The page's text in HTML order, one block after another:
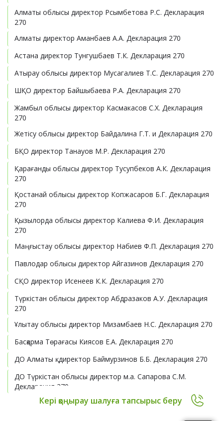
Кері қоңырау шалуға тапсырыс беру
Жеңілдіктер
Жаңалықтар
Мемлекеттік сатып алу
Алматы облысы директор Рсымбетова Р.С. Декларация
270
Алматы директор Аманбаев А.А. Декларация 270
Астана директор Тунгушбаев Т.К. Декларация 270
Атырау облысы директор Мусагалиев Т.С. Декларация 270
ШҚО директор Байшыбаева Р.А. Декларация 270
Жамбыл облысы директор Касмакасов С.Х. Декларация
270
Жетісу облысы директор Байдалина Г.Т. и Декларация 270
БҚО директор Танауов М.Р. Декларация 270
Қарағанды облысы директор Тусупбеков А.К. Декларация
270
Қостанай облысы директор Копжасаров Б.Г. Декларация
270
Қызылорда облысы директор Калиева Ф.И. Декларация
270
Маңғыстау облысы директор Набиев Ф.П. Декларация 270
Павлодар облысы директор Айгазинов Декларация 270
СҚО директор Исенеев К.К. Декларация 270
Түркістан облысы директор Абдразаков А.У. Декларация
270
Ұлытау облысы директор Мизамбаев Н.С. Декларация 270
Басқарма Төрағасы Киясов Е.А. Декларация 270
ДО Алматы қ. директор Баймурзинов Б.Б. Декларация 270
ДО Түркістан облысы директор м.а. Сапарова С.М.
Декларация 270